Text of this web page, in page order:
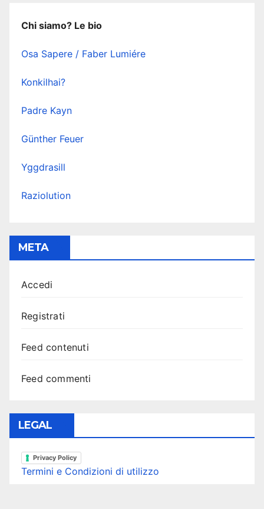
Chi siamo? Le bio
Osa Sapere / Faber Lumiére
Konkilhai?
Padre Kayn
Günther Feuer
Yggdrasill
Raziolution
META
Accedi
Registrati
Feed contenuti
Feed commenti
LEGAL
Privacy Policy
Termini e Condizioni di utilizzo